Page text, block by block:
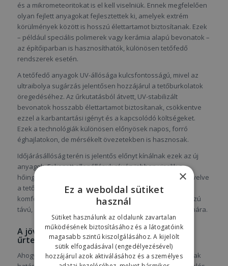
és a mikrometeoritokat is el kell viselniük. Ennek megfelelően
olyan fejlett anyagokat fejlesztettek ki, amelyek extrém
körülmények között is hosszú élettartamot biztosítanak. Ezek
– például speciális polimerek vagy kerámia alapú bevonatok –
az építőiparban is hasznosíthatók, különösen tetőfedő
rendszerek esetén.
A tetőfedő anyagok UV-állósága kulcsfontosságú, mivel az
ultraibolya sugárzás jelentősen hozzájárul a tetőburkolatok
öregedéséhez. Az űrkutatásból átvett, UV-stabilizált
bevonatok hosszabb élettartamot biztosítanak, csökkentve
ezzel a karbantartási igényt és a kapcsolódó költségeket.
Ezek a technológiák különösen előnyösek napos, forró
éghajlatokon, de mérsékelt övezetekben is hasznosak.
Időjárásállóság terén is jelentős előnyt kínálnak ezek az új
anyagok. Fokozott ellenállásuk révén jobban viselik a
hőingadozást, csapadékot, jégesőt és erős szelet, így növelve
a tetőszerkezet élettartamát, miközben a biztonság és a
komfort is javul. A fejlett űrtechnológiai megoldások hosszú
távú, megbízható védelmet kínálnak lakóépületeink számára.
A jövő iránya: intelligens tetőszigetelés
űrtechnológiával
Ahogy az űrtechnológia fejlődése folytatódik, úgy nő annak
×
Ez a weboldal sütiket
használ
Sütiket használunk az oldalunk zavartalan
működésének biztosításához és a látogatóink
magasabb szintű kiszolgálásához. A kijelölt
sütik elfogadásával (engedélyezésével)
hozzájárul azok aktiválásához és a személyes